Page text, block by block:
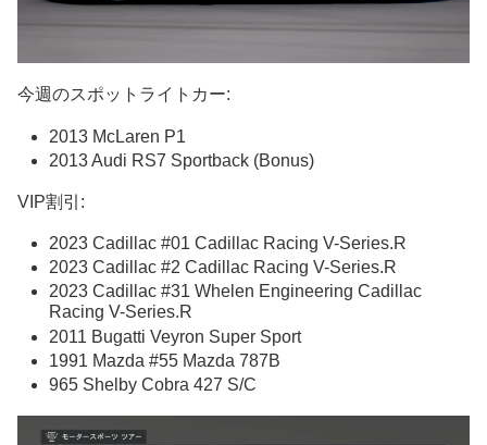
今週のスポットライトカー:
2013 McLaren P1
2013 Audi RS7 Sportback (Bonus)
VIP割引:
2023 Cadillac #01 Cadillac Racing V-Series.R
2023 Cadillac #2 Cadillac Racing V-Series.R
2023 Cadillac #31 Whelen Engineering Cadillac
Racing V-Series.R
2011 Bugatti Veyron Super Sport
1991 Mazda #55 Mazda 787B
965 Shelby Cobra 427 S/C